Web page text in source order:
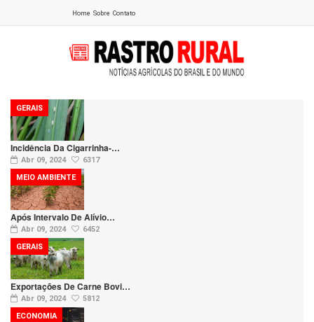
Home Sobre Contato
Incidência Da Cigarrinha-…
Abr 09, 2024 6317
GERAIS
Após Intervalo De Alívio…
Abr 09, 2024 6452
MEIO AMBIENTE
Exportações De Carne Bovi…
Abr 09, 2024 5812
GERAIS
ECONOMIA